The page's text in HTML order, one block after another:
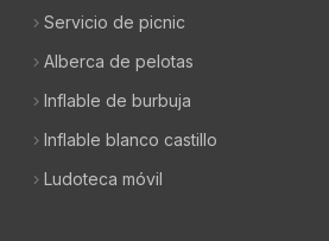
Servicio de picnic
Alberca de pelotas
Inflable de burbuja
Inflable blanco castillo
Ludoteca móvil